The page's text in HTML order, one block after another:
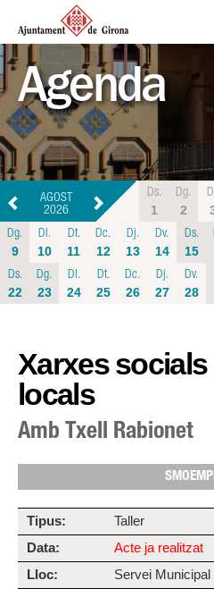
Agenda
AGOST
2026
Ds.
1
Dg.
2
Dg.
9
Dl.
10
Dt.
11
Dc.
12
Dj.
13
Dv.
14
Ds.
15
Ds.
22
Dg.
23
Dl.
24
Dt.
25
Dc.
26
Dj.
27
Dv.
28
Xarxes
locals
Amb Txell Rabionet
Tipus:
Taller
Data:
Acte ja realitzat
Lloc:
Servei